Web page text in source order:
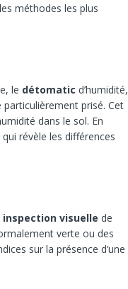
méthodes les plus
le détomatic d’humidité,
prisé. Cet
dans le sol. En
qui révèle les différences
inspection visuelle de
verte ou des
sur la présence d’une